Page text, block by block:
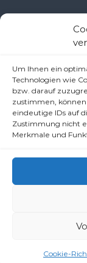
Um Ihnen ein
Technologien wie
bzw. darauf
zustimmen,
eindeutige IDs auf
Zustimmung nicht
Merkmale und
Cookie-
Kontakt
Pfarrer Dr.
Oberdörfl 8,
Telefon: +43
E-Mail: